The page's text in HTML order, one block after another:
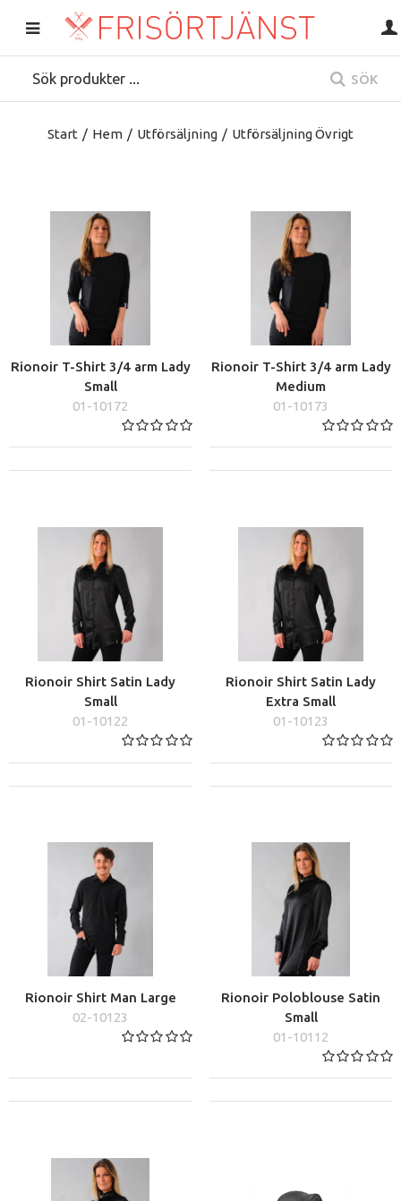
SÖK
Start / Hem / Utförsäljning / Utförsäljning Övrigt
Rionoir T-Shirt 3/4 arm Lady
Small
01-10172
Rionoir T-Shirt 3/4 arm Lady
Medium
01-10173
Rionoir Shirt Satin Lady
Small
01-10122
Rionoir Shirt Satin Lady
Extra Small
01-10123
Rionoir Shirt Man Large
02-10123
Rionoir Poloblouse Satin
Small
01-10112